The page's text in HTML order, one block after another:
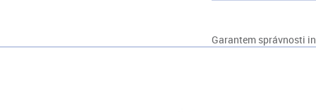
Garantem správnosti